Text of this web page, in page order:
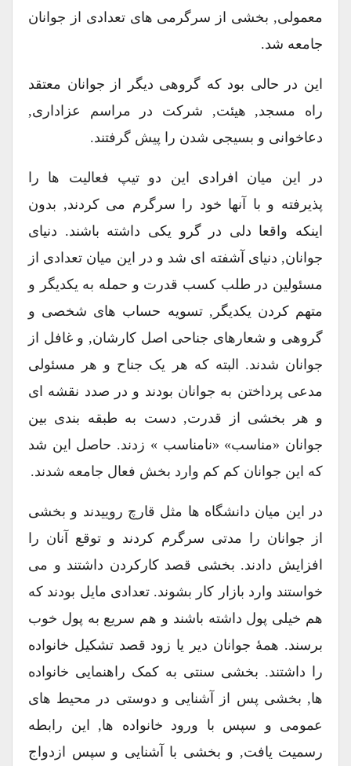
معمولی, بخشی از سرگرمی های تعدادی از جوانان
جامعه شد.
این در حالی بود که گروهی دیگر از جوانان معتقد
راه مسجد, هیئت, شرکت در مراسم عزاداری,
دعاخوانی و بسیجی شدن را پیش گرفتند.
در این میان افرادی این دو تیپ فعالیت ها را
پذیرفته و با آنها خود را سرگرم می کردند, بدون
اینکه واقعا دلی در گرو یکی داشته باشند. دنیای
جوانان, دنیای آشفته ای شد و در این میان تعدادی از
مسئولین در طلب کسب قدرت و حمله به یکدیگر و
متهم کردن یکدیگر, تسویه حساب های شخصی و
گروهی و شعارهای جناحی اصل کارشان, و غافل از
جوانان شدند. البته که هر یک جناح و هر مسئولی
مدعی پرداختن به جوانان بودند و در صدد نقشه ای
و هر بخشی از قدرت, دست به طبقه بندی بین
جوانان «مناسب» «نامناسب » زدند. حاصل این شد
که این جوانان کم کم وارد بخش فعال جامعه شدند.
در این میان دانشگاه ها مثل قارچ روییدند و بخشی
از جوانان را مدتی سرگرم کردند و توقع آنان را
افزایش دادند. بخشی قصد کارکردن داشتند و می
خواستند وارد بازار کار بشوند. تعدادی مایل بودند که
هم خیلی پول داشته باشند و هم سریع به پول خوب
برسند. همۀ جوانان دیر یا زود قصد تشکیل خانواده
را داشتند. بخشی سنتی به کمک راهنمایی خانواده
ها, بخشی پس از آشنایی و دوستی در محیط های
عمومی و سپس با ورود خانواده ها, این رابطه
رسمیت یافت, و بخشی با آشنایی و سپس ازدواج